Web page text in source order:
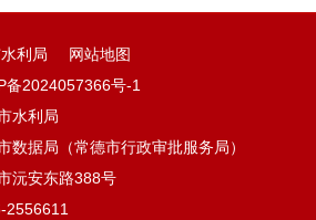
利局
网站地图
备2024057366号-1
水利局
数据局（常德市行政审批服务局）
沅安东路388号
2556611